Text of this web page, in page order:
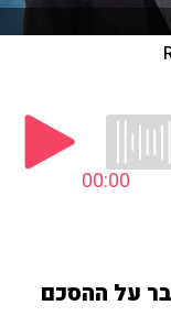
00:00
על ההסכם